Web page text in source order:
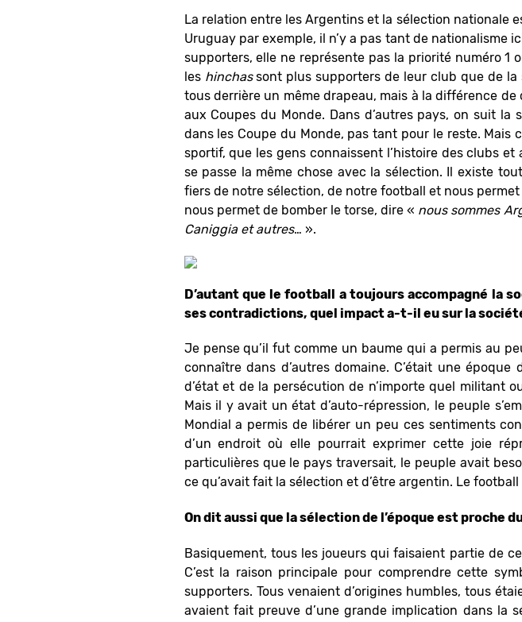
La relation entre les Argentins et la sélection nationale
Uruguay par exemple, il n’y a pas tant de nationalisme
supporters, elle ne représente pas la priorité numéro 1
les hinchassont plus supporters de leur club que de la
tous derrière un même drapeau, mais à la différence de
aux Coupes du Monde. Dans d’autres pays, on suit
dans les Coupe du Monde, pas tant pour le reste.
sportif, que les gens connaissent l’histoire des clubs
se passe la même chose avec la sélection. Il existe
fiers de notre sélection, de notre football et nous
nous permet de bomber le torse, dire « nous sommes
Caniggia et autres… ».
D’autant que le football a toujours accompagné la
ses contradictions, quel impact a-t-il eu sur la
Je pense qu’il fut comme un baume qui a permis au
connaître dans d’autres domaine. C’était une
d’état et de la persécution de n’importe quel militant
Mais il y avait un état d’auto-répression, le peuple
Mondial a permis de libérer un peu ces sentiments
d’un endroit où elle pourrait exprimer cette joie
particulières que le pays traversait, le peuple avait
ce qu’avait fait la sélection et d’être argentin. Le
On dit aussi que la sélection de l’époque est proche
Basiquement, tous les joueurs qui faisaient partie de
C’est la raison principale pour comprendre cette
supporters. Tous venaient d’origines humbles, tous
avaient fait preuve d’une grande implication dans la